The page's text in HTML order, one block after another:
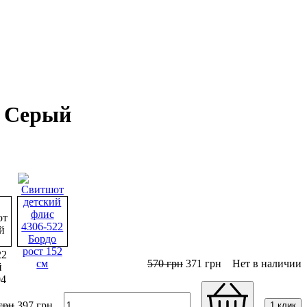
Серый
570грн 371 грн Нет в наличии